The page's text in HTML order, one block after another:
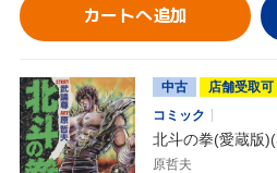
カートへ追加
中古
店舗受取可
コミック
北斗の拳(愛蔵版
原哲夫